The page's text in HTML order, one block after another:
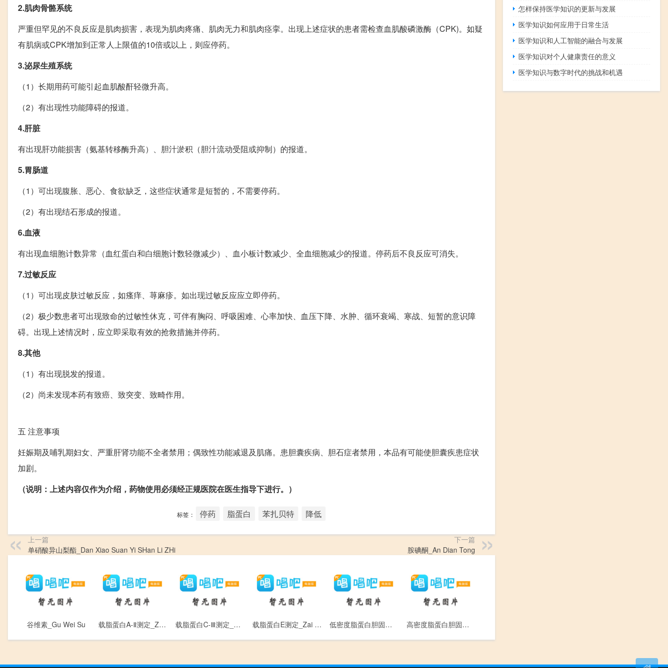
2.肌肉骨骼系统
严重但罕见的不良反应是肌肉损害，表现为肌肉疼痛、肌肉无力和肌肉痉挛。出现上述症状的患者需检查血肌酸磷激酶（CPK)。如疑
有肌病或CPK增加到正常人上限值的10倍或以上，则应停药。
3.泌尿生殖系统
（1）长期用药可能引起血肌酸酐轻微升高。
（2）有出现性功能障碍的报道。
4.肝脏
有出现肝功能损害（氨基转移酶升高）、胆汁淤积（胆汁流动受阻或抑制）的报道。
5.胃肠道
（1）可出现腹胀、恶心、食欲缺乏，这些症状通常是短暂的，不需要停药。
（2）有出现结石形成的报道。
6.血液
有出现血细胞计数异常（血红蛋白和白细胞计数轻微减少）、血小板计数减少、全血细胞减少的报道。停药后不良反应可消失。
7.过敏反应
（1）可出现皮肤过敏反应，如瘙痒、荨麻疹。如出现过敏反应应立即停药。
（2）极少数患者可出现致命的过敏性休克，可伴有胸闷、呼吸困难、心率加快、血压下降、水肿、循环衰竭、寒战、短暂的意识障
碍。出现上述情况时，应立即采取有效的抢救措施并停药。
8.其他
（1）有出现脱发的报道。
（2）尚未发现本药有致癌、致突变、致畸作用。
五 注意事项
妊娠期及哺乳期妇女、严重肝肾功能不全者禁用；偶致性功能减退及肌痛。患胆囊疾病、胆石症者禁用，本品有可能使胆囊疾患症状
加剧。
（说明：上述内容仅作为介绍，药物使用必须经正规医院在医生指导下进行。）
标签： 停药 脂蛋白 苯扎贝特 降低
上一篇
单硝酸异山梨酯_Dan Xiao Suan Yi SHan Li ZHi
下一篇
胺碘酮_An Dian Tong
谷维素_Gu Wei Su 载脂蛋白A-Ⅱ测定_Zai Zhi Dan Bai A - Ⅱ 载脂蛋白C-Ⅲ测定_Zai Zhi Dan Bai C - Ⅲ 载脂蛋白E测定_Zai Zhi Dan Bai E 低密度脂蛋白胆固醇_Di Mi Du Zhi Dan Bai Dan Gu Chun 高密度脂蛋白胆固醇_Gao Mi Du Zhi Dan Bai Dan Gu Chun
怎样保持医学知识的更新与发展
医学知识如何应用于日常生活
医学知识和人工智能的融合与发展
医学知识对个人健康责任的意义
医学知识与数字时代的挑战和机遇